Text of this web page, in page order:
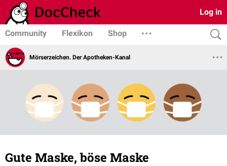
Log in
Community Flexikon Shop
Mörserzeichen. Der Apotheken-Kanal
Gute Maske, böse Maske